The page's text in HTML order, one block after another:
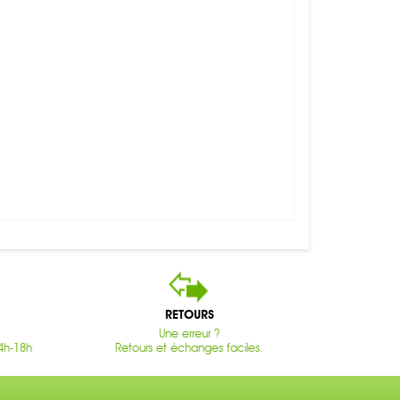
18h
RETOURS
Une erreur ?
Retours et échanges faciles.